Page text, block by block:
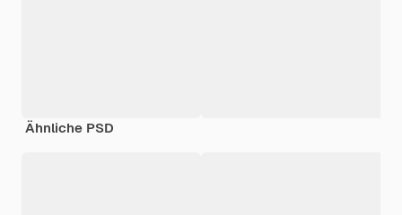
Ähnliche PSD